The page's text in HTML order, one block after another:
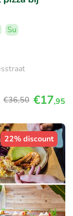
Su
€36,50 €17,95
22% discount